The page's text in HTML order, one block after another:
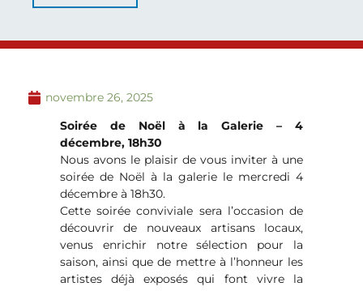
novembre 26, 2025
Soirée de Noël à la Galerie – 4
décembre, 18h30
Nous avons le plaisir de vous inviter à une
soirée de Noël à la galerie le mercredi 4
décembre à 18h30.
Cette soirée conviviale sera l’occasion de
découvrir de nouveaux artisans locaux,
venus enrichir notre sélection pour la
saison, ainsi que de mettre à l’honneur les
artistes déjà exposés qui font vivre la